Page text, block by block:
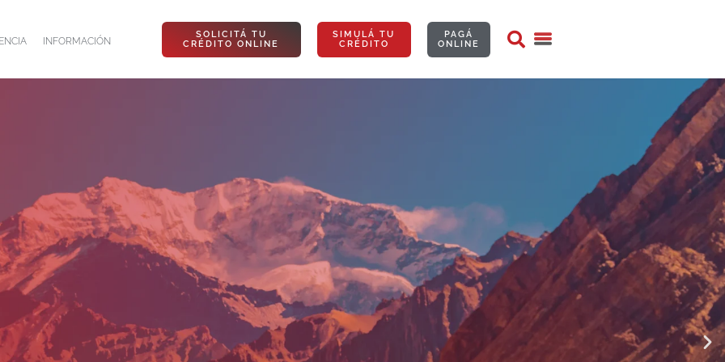
INFORMACIÓN
SOLICITÁ TU
CRÉDITO ONLINE
SIMULÁ TU
CRÉDITO
PAGÁ
ONLINE